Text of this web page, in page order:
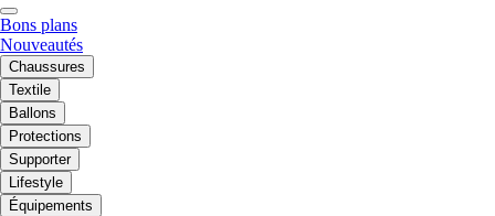
Bons plans
Nouveautés
Chaussures
Textile
Ballons
Protections
Supporter
Lifestyle
Équipements